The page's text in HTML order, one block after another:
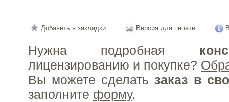
Добавить в закладки Версия для печати
Нужна подробная
лицензированию и покупке?
Вы можете сделать заказ в
заполните форму.